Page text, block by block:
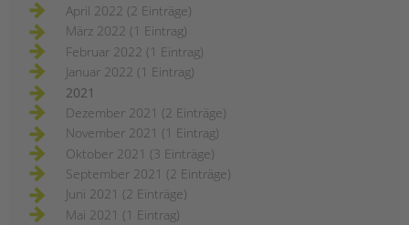
April 2022 (2 Einträge)
März 2022 (1 Eintrag)
Februar 2022 (1 Eintrag)
Januar 2022 (1 Eintrag)
2021
Dezember 2021 (2 Einträge)
November 2021 (1 Eintrag)
Oktober 2021 (3 Einträge)
September 2021 (2 Einträge)
Juni 2021 (2 Einträge)
Mai 2021 (1 Eintrag)